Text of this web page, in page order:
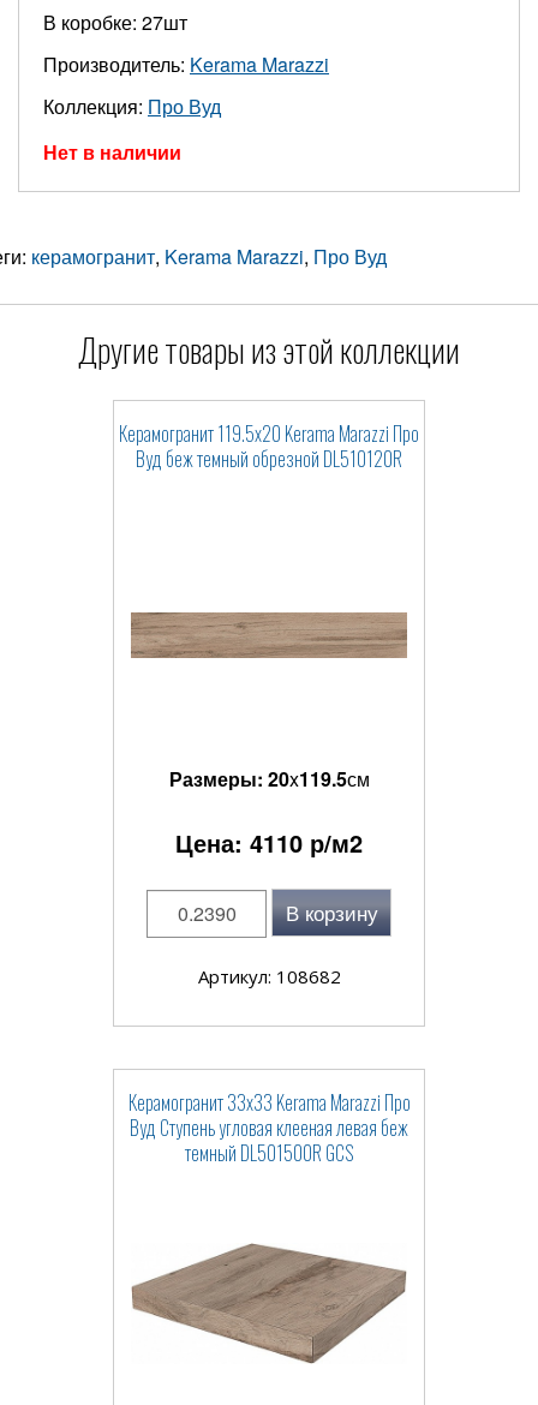
В коробке: 27шт
Производитель: Kerama Marazzi
Коллекция: Про Вуд
Нет в наличии
керамогранит, Kerama Marazzi, Про Вуд
Другие товары из этой коллекции
Керамогранит 119.5x20 Kerama Marazzi Про
Вуд беж темный обрезной DL510120R
Размеры: 20x119.5см
Цена: 4110 р/м2
В корзину
Артикул: 108682
Керамогранит 33x33 Kerama Marazzi Про
Вуд Ступень угловая клееная левая беж
темный DL501500R GCS